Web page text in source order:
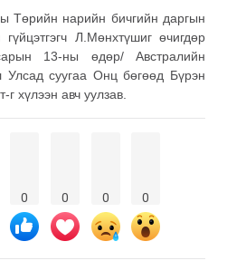
Төрийн нарийн бичгийн даргын
Л.Мөнхтүшиг өчигдөр
13-ны өдөр/ Австралийн
суугаа Онц бөгөөд Бүрэн
хүлээн авч уулзав.
0 0 0 0